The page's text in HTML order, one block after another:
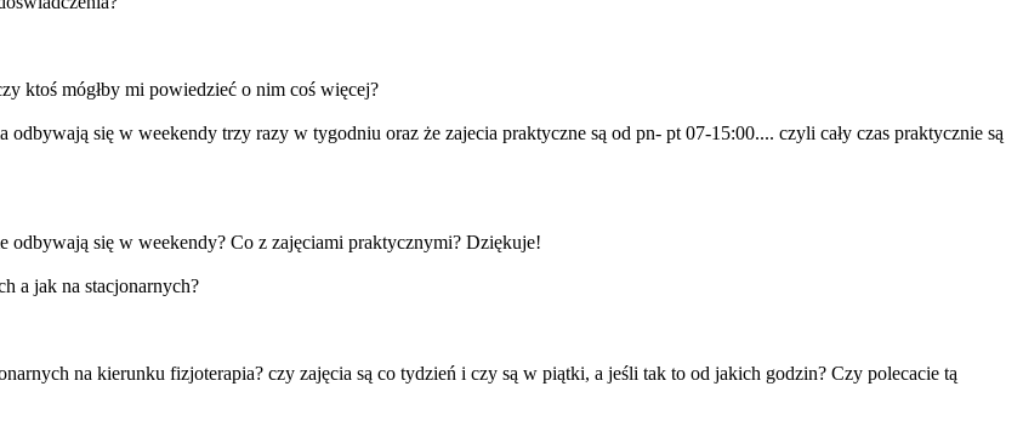
ktoś mógłby mi powiedzieć o nim coś więcej?
się w weekendy trzy razy w tygodniu oraz że zajecia praktyczne są od pn- pt 07-15:00.... czyli cały czas praktycznie są
odbywają się w weekendy? Co z zajęciami praktycznymi? Dziękuje!
a jak na stacjonarnych?
na kierunku fizjoterapia? czy zajęcia są co tydzień i czy są w piątki, a jeśli tak to od jakich godzin? Czy polecacie tą